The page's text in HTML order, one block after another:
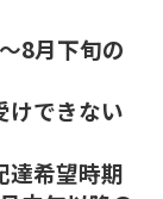
8月下旬の
できない
希望時期